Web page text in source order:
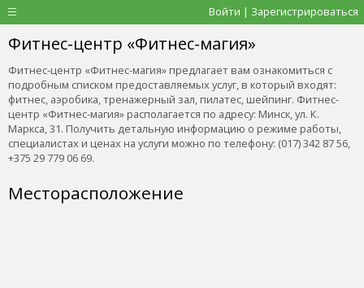
Войти | Зарегистрироваться
Фитнес-центр «Фитнес-магия»
Фитнес-центр «Фитнес-магия» предлагает вам ознакомиться с
подробным списком предоставляемых услуг, в который входят:
фитнес, аэробика, тренажерный зал, пилатес, шейпинг. Фитнес-
центр «Фитнес-магия» располагается по адресу: Минск, ул. К.
Маркса, 31. Получить детальную информацию о режиме работы,
специалистах и ценах на услуги можно по телефону: (017) 342 87 56,
+375 29 779 06 69.
Месторасположение